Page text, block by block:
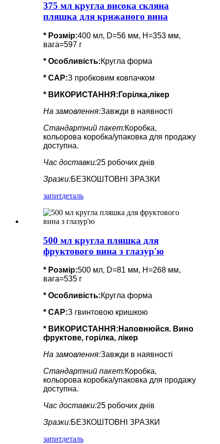
375 мл кругла висока скляна
пляшка для крижаного вина
* Розмір:400 мл, D=56 мм, H=353 мм,
вага=597 г
* Особливість:Кругла форма
* CAP:З пробковим ковпачком
* ВИКОРИСТАННЯ: Горілка,лікер
На замовлення:Завжди в наявності
Стандартний пакет:Коробка,
кольорова коробка/упаковка для продажу
доступна.
Час доставки:25 робочих днів
Зразки:БЕЗКОШТОВНІ ЗРАЗКИ
запитдеталь
500 мл кругла пляшка для
фруктового вина з глазур'ю
* Розмір:500 мл, D=81 мм, H=268 мм,
вага=535 г
* Особливість:Кругла форма
* CAP:З гвинтовою кришкою
* ВИКОРИСТАННЯ: Наповнюйся. Вино
фруктове, горілка, лікер
На замовлення:Завжди в наявності
Стандартний пакет:Коробка,
кольорова коробка/упаковка для продажу
доступна.
Час доставки:25 робочих днів
Зразки:БЕЗКОШТОВНІ ЗРАЗКИ
запитдеталь